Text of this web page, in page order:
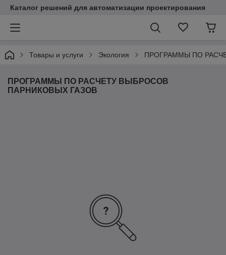
Каталог решений для автоматизации проектирования
Товары и услуги Экология ПРОГРАММЫ ПО
ПРОГРАММЫ ПО РАСЧЕТУ ВЫБРОСОВ
ПАРНИКОВЫХ ГАЗОВ